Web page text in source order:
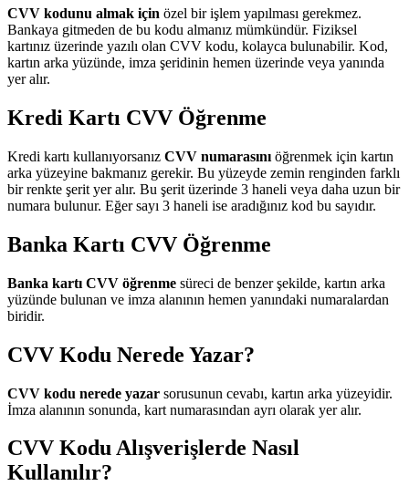
CVV kodunu almak için özel bir işlem yapılması gerekmez.
Bankaya gitmeden de bu kodu almanız mümkündür. Fiziksel
kartınız üzerinde yazılı olan CVV kodu, kolayca bulunabilir. Kod,
kartın arka yüzünde, imza şeridinin hemen üzerinde veya yanında
yer alır.
Kredi Kartı CVV Öğrenme
Kredi kartı kullanıyorsanız CVV numarasını öğrenmek için kartın
arka yüzeyine bakmanız gerekir. Bu yüzeyde zemin renginden farklı
bir renkte şerit yer alır. Bu şerit üzerinde 3 haneli veya daha uzun bir
numara bulunur. Eğer sayı 3 haneli ise aradığınız kod bu sayıdır.
Banka Kartı CVV Öğrenme
Banka kartı CVV öğrenme süreci de benzer şekilde, kartın arka
yüzünde bulunan ve imza alanının hemen yanındaki numaralardan
biridir.
CVV Kodu Nerede Yazar?
CVV kodu nerede yazar sorusunun cevabı, kartın arka yüzeyidir.
İmza alanının sonunda, kart numarasından ayrı olarak yer alır.
CVV Kodu Alışverişlerde Nasıl
Kullanılır?